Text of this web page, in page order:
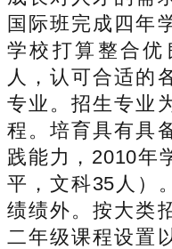
国际班完成四年
学校打算整合优
人，认可合适的
专业。招生专业
程。培育具有具
践能力，2010年
平，文科35人）
绩绩外。按大类
二年级课程设置